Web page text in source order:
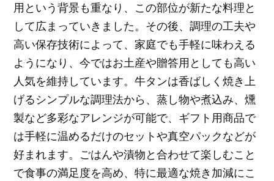
用という背景も重なり、この部位が新たな料理と
して広まっていきました。その後、調理の工夫や
高い保存技術によって、家庭でも手軽に味わえる
ようになり、今ではお土産や贈答用としても高い
人気を維持しています。牛タンは香ばしく焼き上
げるシンプルな調理法から、蒸し物や煮込み、燻
製など多彩なアレンジが可能で、ギフト用商品で
は手軽に温めるだけのセットや真空パックなどが
好まれます。ごはんや漬物と合わせて楽しむこと
で食事の満足度を高め、特に最適な焼き加減にこ